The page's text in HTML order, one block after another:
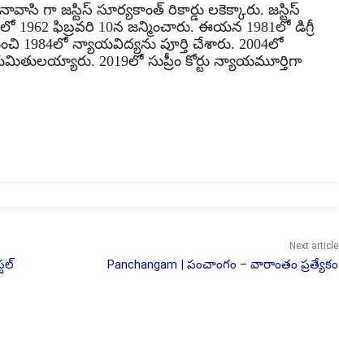
గా జ‌స్టిస్ సూర్య‌కాంత్ రికార్డు ల‌కెక్కారు. జ‌స్టిస్
ఫిబ్ర‌వ‌రి 10న జ‌న్మించారు. ఈయ‌న 1981లో డిగ్రీ
1984లో న్యాయ‌విద్య‌ను పూర్తి చేశారు. 2004లో
2019లో సుప్రీం కోర్టు న్యాయ‌మూర్తిగా
Next article
Panchangam | పంచాంగం – వారాంతం ప్రత్యేకం